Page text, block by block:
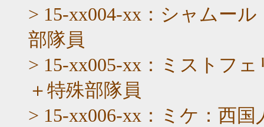
> 15-xx004-xx：シャムー
部隊員
> 15-xx005-xx：ミストフ
＋特殊部隊員
> 15-xx006-xx：ミケ：西